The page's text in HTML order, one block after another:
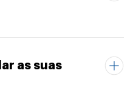
as suas